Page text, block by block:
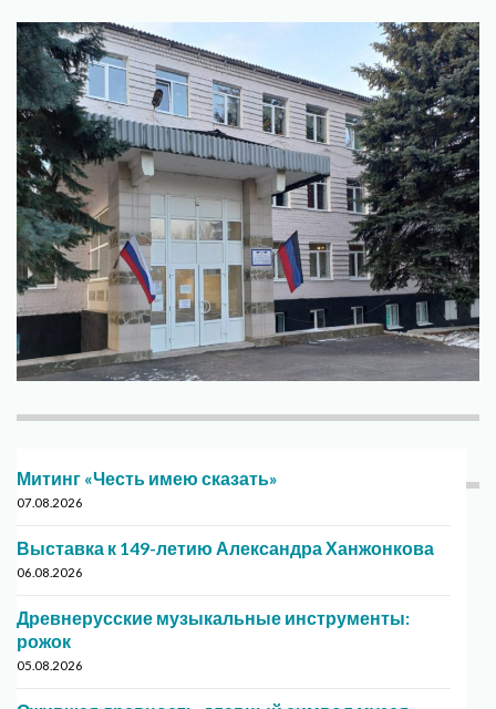
Митинг «Честь имею сказать»
07.08.2026
Выставка к 149-летию Александра Ханжонкова
06.08.2026
Древнерусские музыкальные инструменты:
рожок
05.08.2026